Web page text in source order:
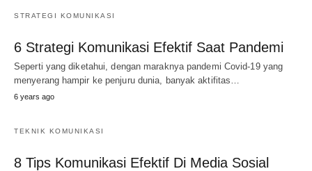
STRATEGI KOMUNIKASI
6 Strategi Komunikasi Efektif Saat Pandemi
Seperti yang diketahui, dengan maraknya pandemi Covid-19 yang
menyerang hampir ke penjuru dunia, banyak aktifitas…
6 years ago
TEKNIK KOMUNIKASI
8 Tips Komunikasi Efektif Di Media Sosial